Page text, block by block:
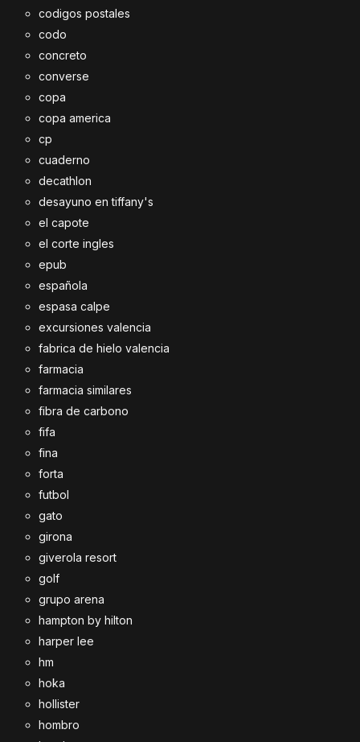
codigos postales
codo
concreto
converse
copa
copa america
cp
cuaderno
decathlon
desayuno en tiffany's
el capote
el corte ingles
epub
española
espasa calpe
excursiones valencia
fabrica de hielo valencia
farmacia
farmacia similares
fibra de carbono
fifa
fina
forta
futbol
gato
girona
giverola resort
golf
grupo arena
hampton by hilton
harper lee
hm
hoka
hollister
hombro